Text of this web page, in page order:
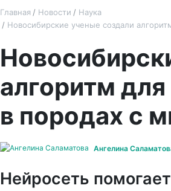
Главная Новости
Наука
Новосибирские ученые создали
алгоритм
в породах с
Ангелина
Нейросеть